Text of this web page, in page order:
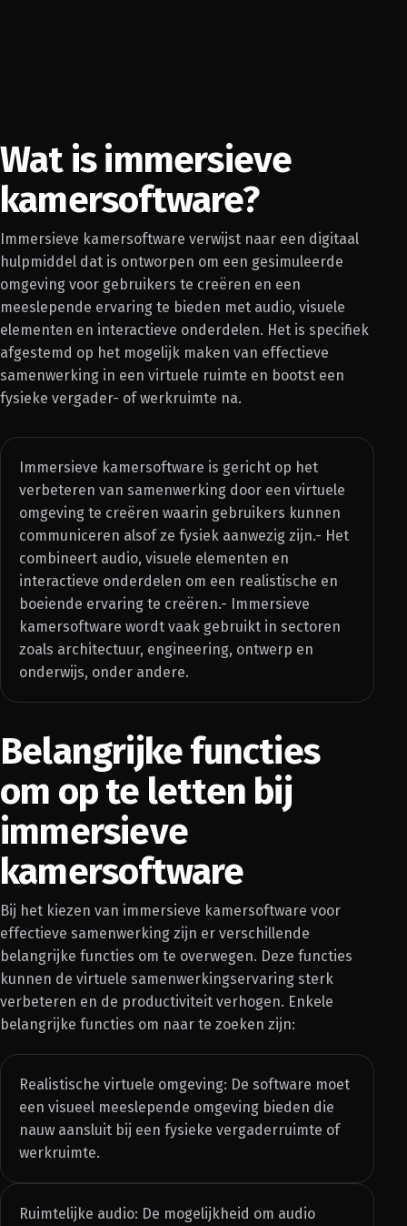
Wat is immersieve
kamersoftware?
Immersieve kamersoftware verwijst naar een digitaal
hulpmiddel dat is ontworpen om een gesimuleerde
omgeving voor gebruikers te creëren en een
meeslepende ervaring te bieden met audio, visuele
elementen en interactieve onderdelen. Het is specifiek
afgestemd op het mogelijk maken van effectieve
samenwerking in een virtuele ruimte en bootst een
fysieke vergader- of werkruimte na.
Immersieve kamersoftware is gericht op het
verbeteren van samenwerking door een virtuele
omgeving te creëren waarin gebruikers kunnen
communiceren alsof ze fysiek aanwezig zijn.- Het
combineert audio, visuele elementen en
interactieve onderdelen om een realistische en
boeiende ervaring te creëren.- Immersieve
kamersoftware wordt vaak gebruikt in sectoren
zoals architectuur, engineering, ontwerp en
onderwijs, onder andere.
Belangrijke functies
om op te letten bij
immersieve
kamersoftware
Bij het kiezen van immersieve kamersoftware voor
effectieve samenwerking zijn er verschillende
belangrijke functies om te overwegen. Deze functies
kunnen de virtuele samenwerkingservaring sterk
verbeteren en de productiviteit verhogen. Enkele
belangrijke functies om naar te zoeken zijn:
Realistische virtuele omgeving: De software moet
een visueel meeslepende omgeving bieden die
nauw aansluit bij een fysieke vergaderruimte of
werkruimte.
Ruimtelijke audio: De mogelijkheid om audio